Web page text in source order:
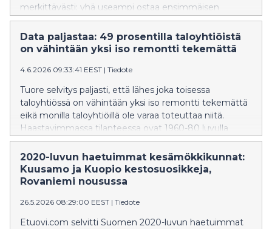
merkittävästi: yhä useampi ostaa ensimmäisen
asunnon pariskuntana, hakee omakotitaloa tai rivitaloa
ja on valmis maksamaan mieluummin enemmän kuin
tinkimään koosta. Samalla lainansaannin vaikeus
Data paljastaa: 49 prosentilla taloyhtiöistä
on vähintään yksi iso remontti tekemättä
4.6.2026 09:33:41 EEST | Tiedote
Tuore selvitys paljasti, että lähes joka toisessa
taloyhtiössä on vähintään yksi iso remontti tekemättä
eikä monilla taloyhtiöillä ole varaa toteuttaa niitä.
Haastavimmassa tilanteessa ovat 1960-80 luvulla
rakennetut taloyhtiöt,
joilta puuttuu vielä putkiremontti.
2020-luvun haetuimmat kesämökkikunnat:
Kuusamo ja Kuopio kestosuosikkeja,
Rovaniemi nousussa
26.5.2026 08:29:00 EEST | Tiedote
Etuovi.com selvitti Suomen 2020-luvun haetuimmat